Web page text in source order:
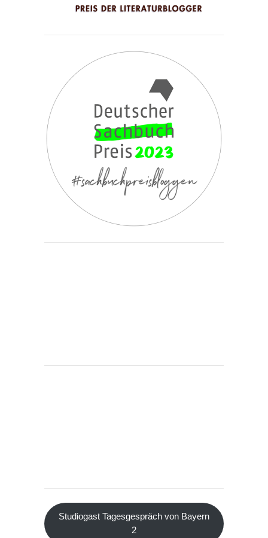
Studiogast Tagesgespräch von Bayern
2